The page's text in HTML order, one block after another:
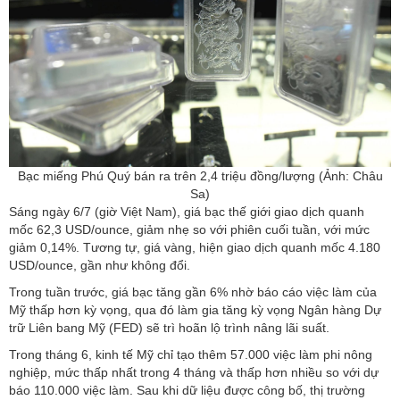
Bạc miếng Phú Quý bán ra trên 2,4 triệu đồng/lượng (Ảnh: Châu
Sa)
Sáng ngày 6/7 (giờ Việt Nam), giá bạc thế giới giao dịch quanh
mốc 62,3 USD/ounce, giảm nhẹ so với phiên cuối tuần, với mức
giảm 0,14%. Tương tự, giá vàng, hiện giao dịch quanh mốc 4.180
USD/ounce, gần như không đổi.
Trong tuần trước, giá bạc tăng gần 6% nhờ báo cáo việc làm của
Mỹ thấp hơn kỳ vọng, qua đó làm gia tăng kỳ vọng Ngân hàng Dự
trữ Liên bang Mỹ (FED) sẽ trì hoãn lộ trình nâng lãi suất.
Trong tháng 6, kinh tế Mỹ chỉ tạo thêm 57.000 việc làm phi nông
nghiệp, mức thấp nhất trong 4 tháng và thấp hơn nhiều so với dự
báo 110.000 việc làm. Sau khi dữ liệu được công bố, thị trường